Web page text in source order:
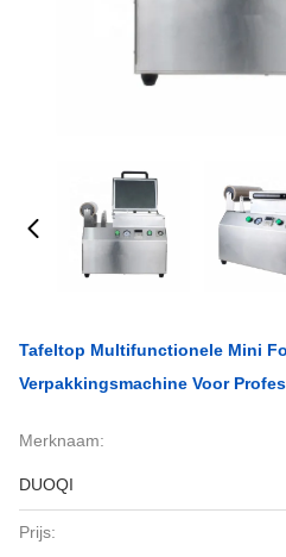
Tafeltop Multifunctionele Mini
Verpakkingsmachine Voor
Merknaam:
DUOQI
Prijs: